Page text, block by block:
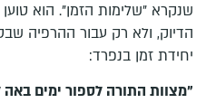
שנקרא "שלימות הזמן". הוא
הדיוק, ולא רק עבור ההרפיה
יחידת זמן בנפרד:
"מצוות התורה לספור ימים